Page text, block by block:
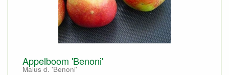
Appelboom 'Benoni'
Malus d. 'Benoni'